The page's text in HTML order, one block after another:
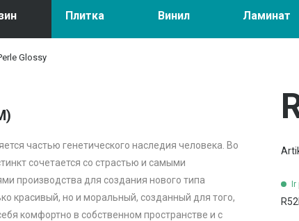
Плитка Винил Ламинат
Glossy
частью генетического наследия человека. Во
сочетается со страстью и самыми
производства для создания нового типа
красивый, но и моральный, созданный для того,
комфортно в собственном пространстве и с